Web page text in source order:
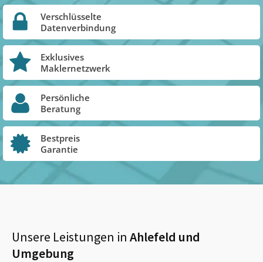
Verschlüsselte
Datenverbindung
Exklusives
Maklernetzwerk
Persönliche
Beratung
Bestpreis
Garantie
Unsere Leistungen in Ahlefeld und
Umgebung